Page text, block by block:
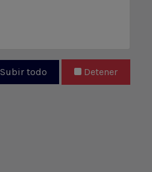
Subir todo Detener